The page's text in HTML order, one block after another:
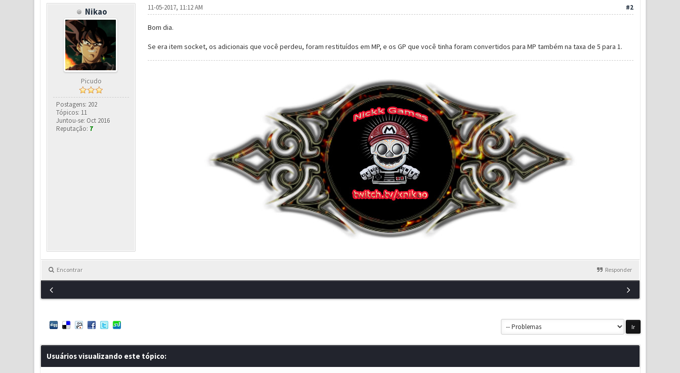
Nikao
Picudo
Postagens: 202
Tópicos: 11
Juntou-se: Oct 2016
Reputação: 7
#2
11-05-2017, 11:12 AM
Bom dia.
Se era item socket, os adicionais que você perdeu, foram restituídos em MP, e os GP que você tinha foram convertidos para MP também na taxa de 5 para 1.
Encontrar Responder
Usuários visualizando este tópico: